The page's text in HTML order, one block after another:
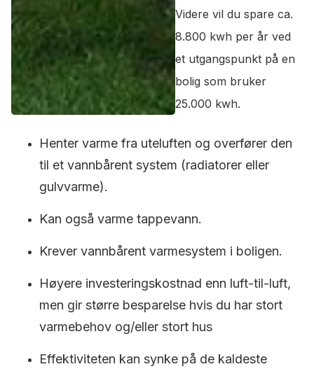
Videre vil du spare ca.
8.800 kwh per år ved
et utgangspunkt på en
bolig som bruker
25.000 kwh.
Henter varme fra uteluften og overfører den
til et vannbårent system (radiatorer eller
gulvvarme).
Kan også varme tappevann.
Krever vannbårent varmesystem i boligen.
Høyere investeringskostnad enn luft-til-luft,
men gir større besparelse hvis du har stort
varmebehov og/eller stort hus
Effektiviteten kan synke på de kaldeste